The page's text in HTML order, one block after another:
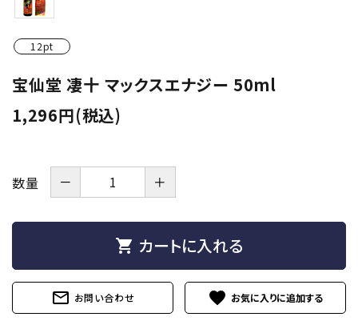
セルフプレジャー
コスメ
サプリメント・ドリンク
12pt
宝仙堂 凄十 マックスエナジー 50ml
1,296円(税込)
数量 － ＋
shopping_cart カートに入れる
mail_outline お問い合わせ favorite